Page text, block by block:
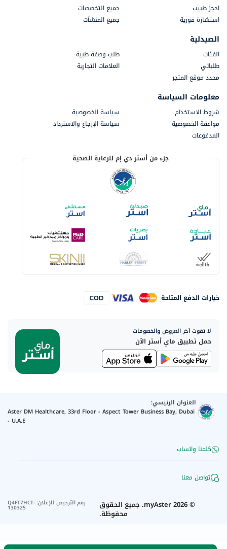
احجز طبيب
جميع التخصصات
استشارة فورية
جميع المنشآت
الصيدلية
الفئات
طلب وصفة طبية
طلباتي
العلامات التجارية
محدد موقع المتجر
معلومات السياسة
شروط الاستخدام
سياسة الخصوصية
موافقة الخصوصية
سياسة الإرجاع والاسترداد
المدفوعات
جزء من أستر دي إم للرعاية الصحية
خيارات الدفع المتاحة
لا تفوت آخر العروض والخصومات
حمل تطبيق ماي أستر الآن
العنوان الرئيسي:
Aster DM Healthcare, 33rd Floor - Aspect Tower Business Bay, Dubai
- U.A.E
كلمنا واتساب
تواصل معنا
©
2026
myAster. جميع الحقوق
محفوظة.
رقم الترخيص للإعلان:
Q4FT7HCT-
130325